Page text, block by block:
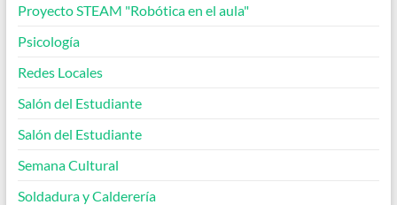
Proyecto STEAM "Robótica en el aula"
Psicología
Redes Locales
Salón del Estudiante
Salón del Estudiante
Semana Cultural
Soldadura y Calderería